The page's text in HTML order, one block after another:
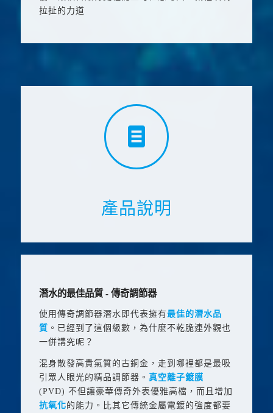
拉扯的力道
產品說明
潛水的最佳品質 - 傳奇調節器
使用傳奇調節器潛水即代表擁有最佳的潛水品
質 。已經到了這個級數，為什麼不乾脆連外觀也
一併講究呢？
混身散發高貴氣質的古銅金，走到哪裡都是最吸
引眾人眼光的精品調節器。 真空離子鍍膜
(PVD) 不但讓豪華傳奇外表優雅高檔，而且增加
抗氧化的能力。比其它傳統金屬電鍍的強度都要